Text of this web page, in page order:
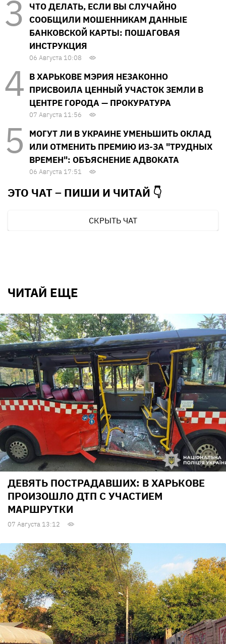
ЧТО ДЕЛАТЬ, ЕСЛИ ВЫ СЛУЧАЙНО
СООБЩИЛИ МОШЕННИКАМ ДАННЫЕ
БАНКОВСКОЙ КАРТЫ: ПОШАГОВАЯ
ИНСТРУКЦИЯ
06 Августа 10:08
В ХАРЬКОВЕ МЭРИЯ НЕЗАКОННО
ПРИСВОИЛА ЦЕННЫЙ УЧАСТОК ЗЕМЛИ В
ЦЕНТРЕ ГОРОДА — ПРОКУРАТУРА
07 Августа 11:56
МОГУТ ЛИ В УКРАИНЕ УМЕНЬШИТЬ ОКЛАД
ИЛИ ОТМЕНИТЬ ПРЕМИЮ ИЗ-ЗА "ТРУДНЫХ
ВРЕМЕН": ОБЪЯСНЕНИЕ АДВОКАТА
06 Августа 17:51
ЭТО ЧАТ – ПИШИ И ЧИТАЙ 👇
СКРЫТЬ ЧАТ
ЧИТАЙ ЕЩЕ
ДЕВЯТЬ ПОСТРАДАВШИХ: В ХАРЬКОВЕ
ПРОИЗОШЛО ДТП С УЧАСТИЕМ
МАРШРУТКИ
07 Августа 13:12